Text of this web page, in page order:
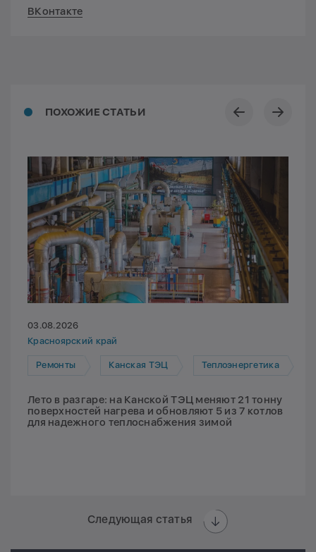
ВКонтакте
ПОХОЖИЕ СТАТЬИ
03.08.2026
Красноярский край
Ремонты Канская ТЭЦ Теплоэнергетика
Лето в разгаре: на Канской ТЭЦ меняют 21 тонну
поверхностей нагрева и обновляют 5 из 7 котлов
для надежного теплоснабжения зимой
Следующая статья